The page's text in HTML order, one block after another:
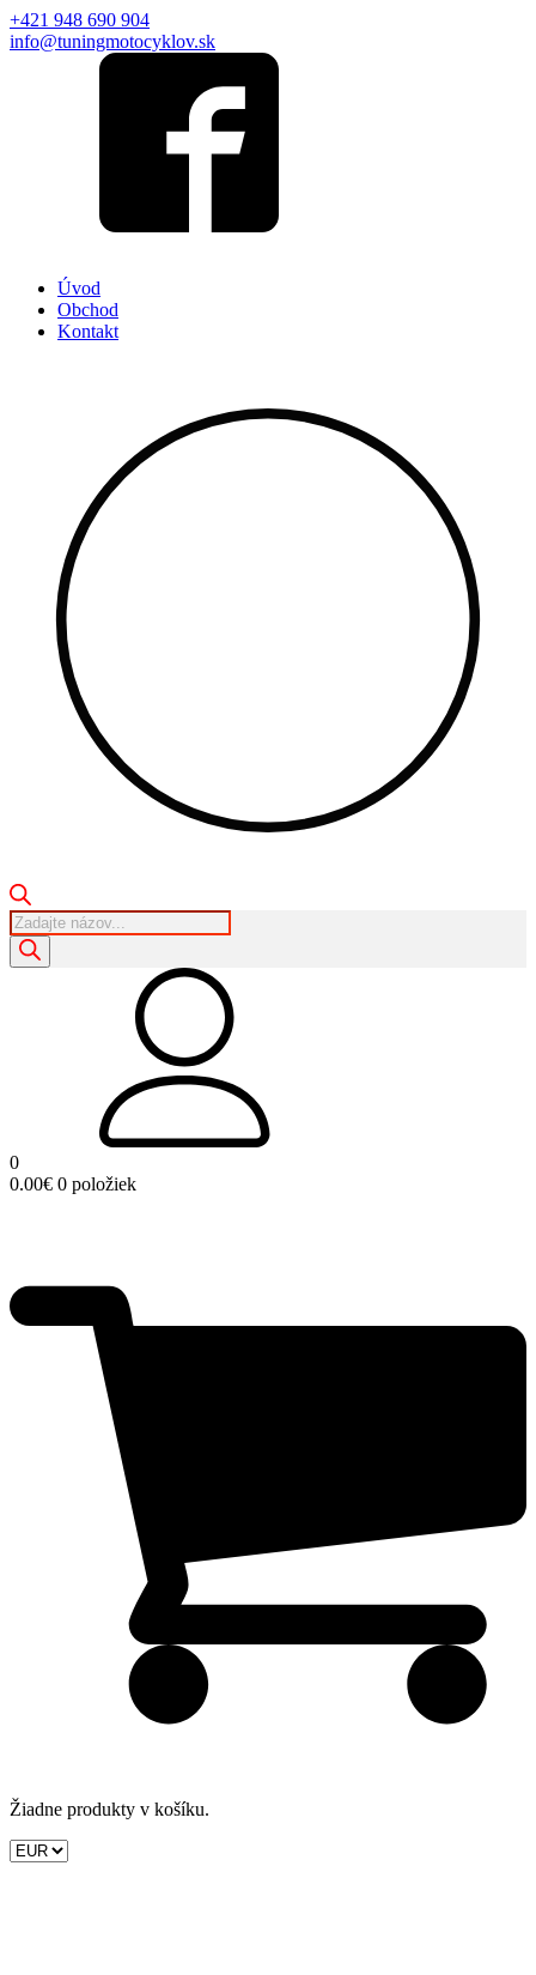
+421 948 690 904
info@tuningmotocyklov.sk
Úvod
Obchod
Kontakt
Products
search
0
0.00€ 0 položiek
Žiadne produkty v košíku.